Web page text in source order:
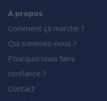
A propos
Comment ça marche ?
Qui sommes-nous ?
Pourquoi nous faire
confiance ?
Contact